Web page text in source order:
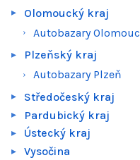
Olomoucký kraj
Autobazary Olomouc
Plzeňský kraj
Autobazary Plzeň
Středočeský kraj
Pardubický kraj
Ústecký kraj
Vysočina